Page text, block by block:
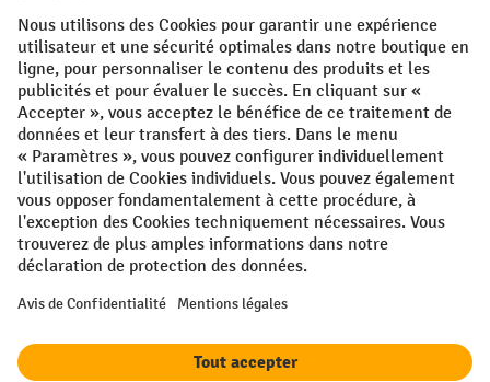
Conditions générales Mentions légales
Protection des Données Politique de cookies
All prices excl. VAT plusshipping costsand possible delivery charges,
if not stated otherwise.
¹ La remise est valable jusqu'à épuisement des stocks. La remise ne
s'applique pas aux prix spéciaux. Il n'est pas possible de le combiner
avec d'autres réductions en pourcentage ou bons de réduction. | ² La
réduction sera accordée une seule fois lors de la première inscription
à la newsletter. Le code de réduction est valable pendant 10 jours et
nette minimale de 250,00 €. La réduction varie selon la catégorie de
électriques, les gerbeurs électriques, les chariots élévateurs
électriques et les outils sont exclus de cette promotion. La